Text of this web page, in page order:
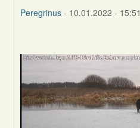
Peregrinus - 10.01.2022 - 15:51
to
corvus